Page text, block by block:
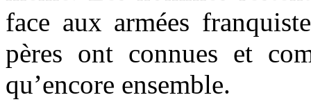
face aux armées
pères ont connues et
qu’encore ensemble.